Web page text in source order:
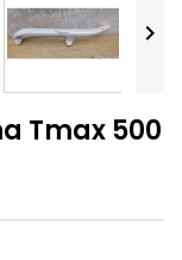

Tmax 500